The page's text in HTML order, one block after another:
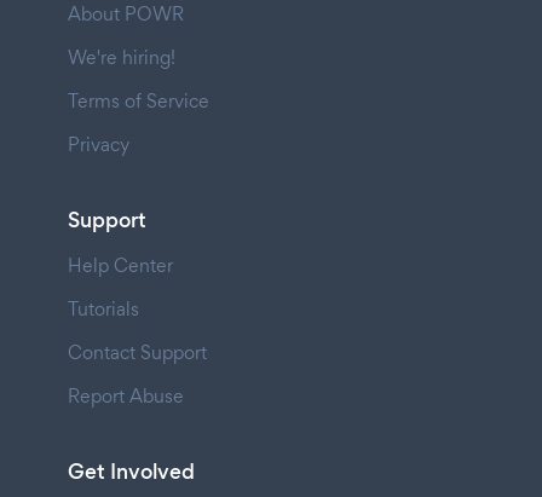
About POWR
We're hiring!
Terms of Service
Privacy
Support
Help Center
Tutorials
Contact Support
Report Abuse
Get Involved